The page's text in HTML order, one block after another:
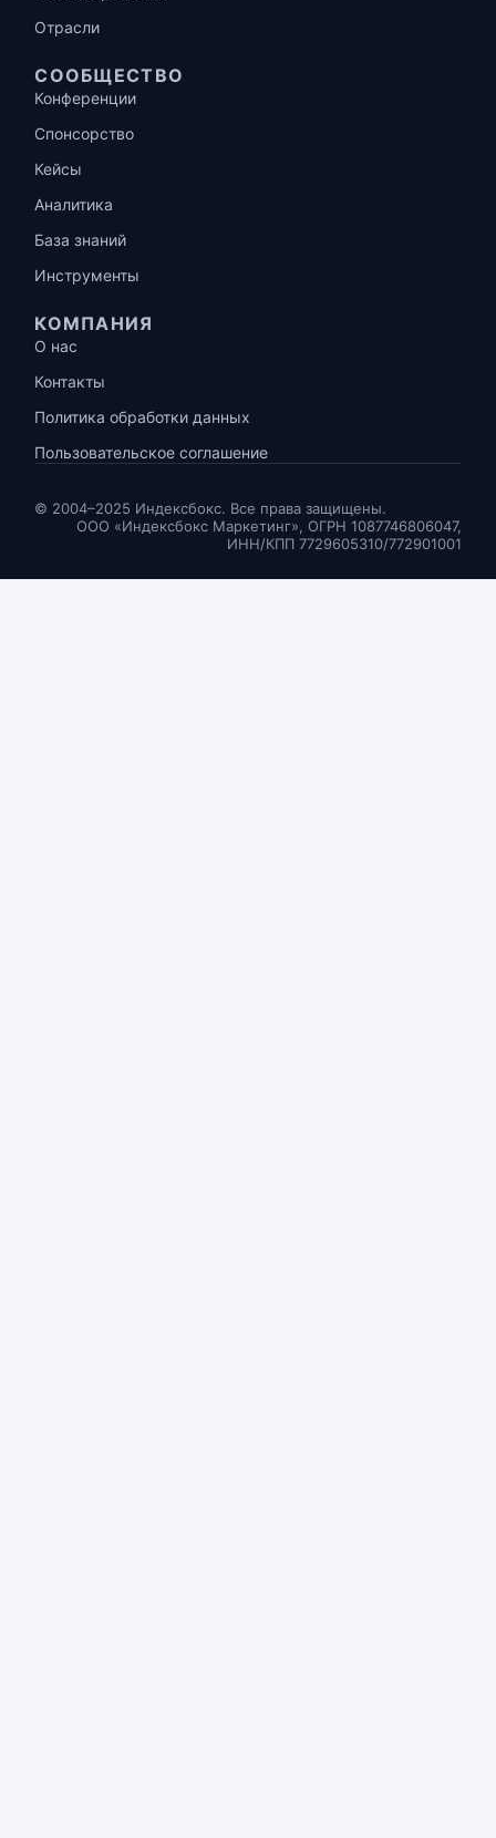
Отрасли
СООБЩЕСТВО
Конференции
Спонсорство
Кейсы
Аналитика
База знаний
Инструменты
КОМПАНИЯ
О нас
Контакты
Политика обработки данных
Пользовательское соглашение
© 2004–2025 Индексбокс. Все права защищены.
ООО «Индексбокс Маркетинг», ОГРН 1087746806047,
ИНН/КПП 7729605310/772901001